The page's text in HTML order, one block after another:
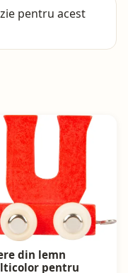
pentru acest
din lemn
pentru